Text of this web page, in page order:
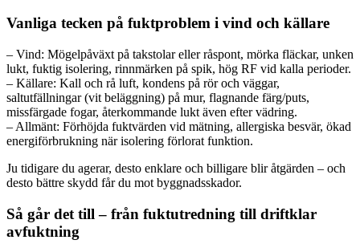
Vanliga tecken på fuktproblem i vind och källare
– Vind: Mögelpåväxt på takstolar eller råspont, mörka fläckar, unken
lukt, fuktig isolering, rinnmärken på spik, hög RF vid kalla perioder.
– Källare: Kall och rå luft, kondens på rör och väggar,
saltutfällningar (vit beläggning) på mur, flagnande färg/puts,
missfärgade fogar, återkommande lukt även efter vädring.
– Allmänt: Förhöjda fuktvärden vid mätning, allergiska besvär, ökad
energiförbrukning när isolering förlorat funktion.
Ju tidigare du agerar, desto enklare och billigare blir åtgärden – och
desto bättre skydd får du mot byggnadsskador.
Så går det till – från fuktutredning till driftklar
avfuktning